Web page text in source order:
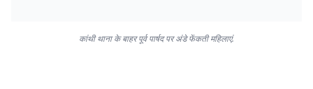
कांथी थाना के बाहर पूर्व पार्षद पर अंडे फेंकती महिलाएं.